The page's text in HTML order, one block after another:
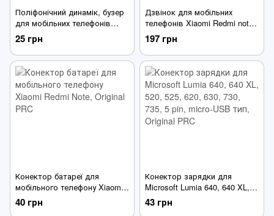
Поліфонічний динамік, бузер
для мобільних телефонів
Nokia 1110, 1110i, 1112, 1200,
1208, 1209 та ін
25 грн
Дзвінок для мобільних
телефонів Xiaomi Redmi note
4x, з антеною, в рамці
197 грн
Конектор батареї для
мобільного телефону Xiaomi
Redmi Note
40 грн
Конектор зарядки для
Microsoft Lumia 640, 640 XL,
520, 525, 620, 630, 730, 735, 5
pin, micro-USB тип
43 грн